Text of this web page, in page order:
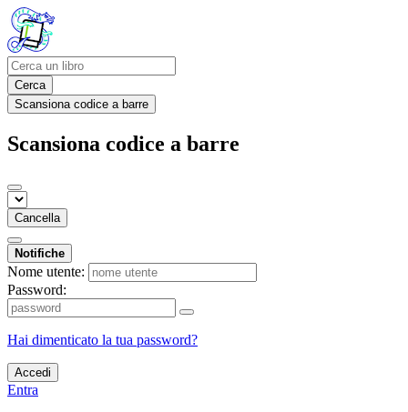
Cerca
Scansiona codice a barre
Scansiona codice a barre
Cancella
Notifiche
Nome utente:
Password:
Hai dimenticato la tua password?
Accedi
Entra